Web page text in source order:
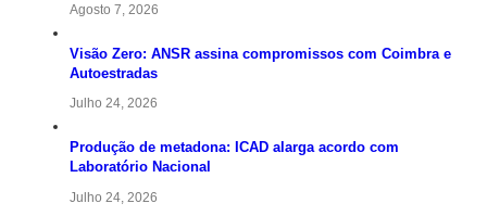
Agosto 7, 2026
Visão Zero: ANSR assina compromissos com Coimbra e
Autoestradas
Julho 24, 2026
Produção de metadona: ICAD alarga acordo com
Laboratório Nacional
Julho 24, 2026